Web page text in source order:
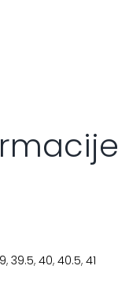
, 39.5, 40, 40.5, 41